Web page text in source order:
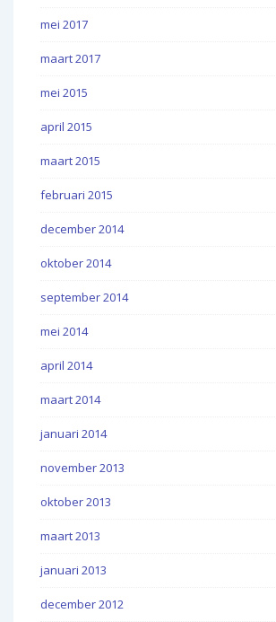
mei 2017
maart 2017
mei 2015
april 2015
maart 2015
februari 2015
december 2014
oktober 2014
september 2014
mei 2014
april 2014
maart 2014
januari 2014
november 2013
oktober 2013
maart 2013
januari 2013
december 2012